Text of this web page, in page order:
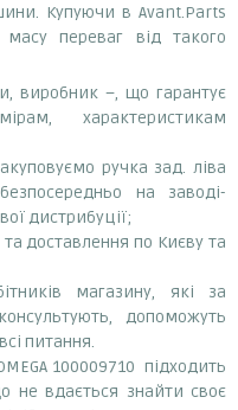
Купуючи в Avant.Parts
переваг від такого
виробник –, що гарантує
характеристикам
ручка зад. ліва
на заводі-
дистрибуції;
доставлення по Києву та
магазину, які за
допоможуть
питання.
100009710 підходить
не вдається знайти своє